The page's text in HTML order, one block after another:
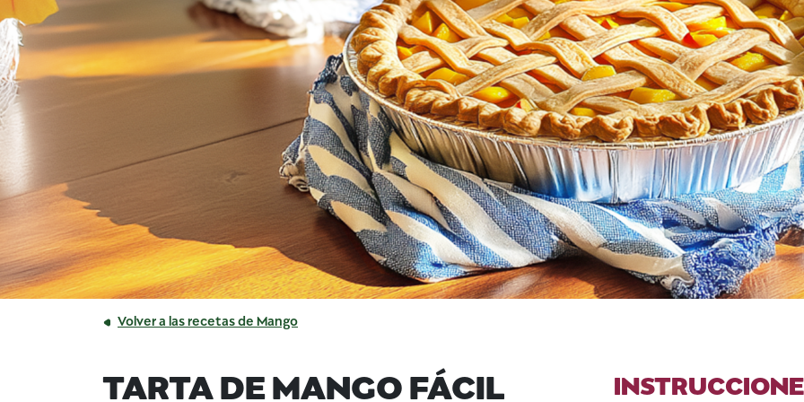
Volver a las recetas de Mango
TARTA DE MANGO FÁCIL